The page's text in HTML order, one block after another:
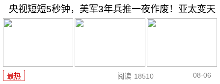
央视短短5秒钟，美军3年兵推一夜作废！亚太变天
最热 阅读 18510 08-06